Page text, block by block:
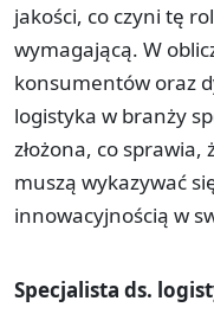
jakości, co czyni tę
wymagającą. W
konsumentów oraz
logistyka w branży
złożona, co sprawia,
muszą wykazywać
innowacyjnością w
Specjalista ds.